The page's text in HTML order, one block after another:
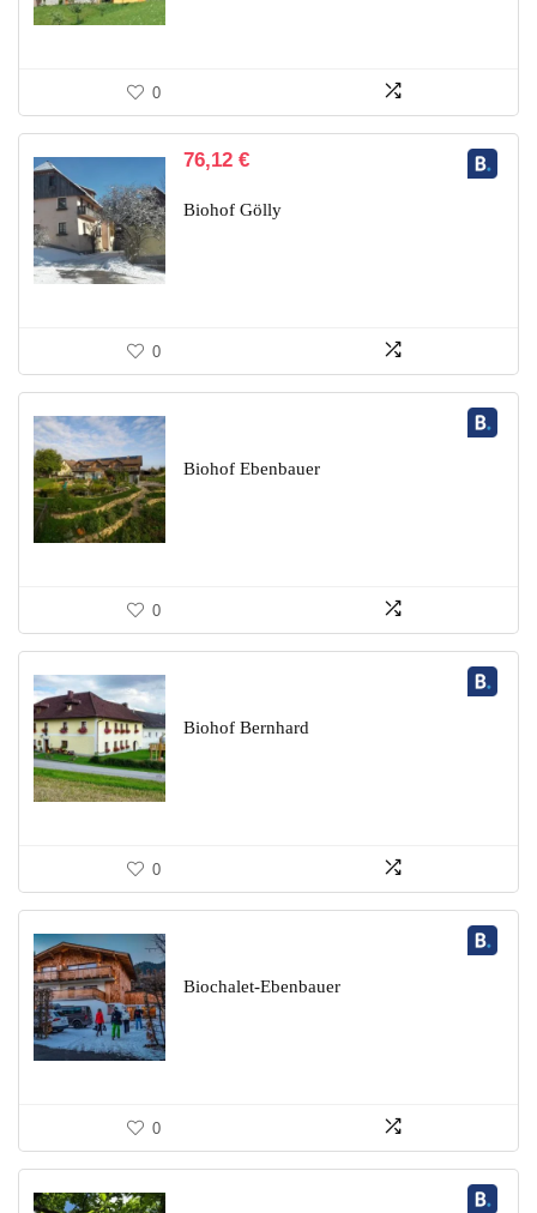
0
76,12 €
Biohof Gölly
0
Biohof Ebenbauer
0
Biohof Bernhard
0
Biochalet-Ebenbauer
0